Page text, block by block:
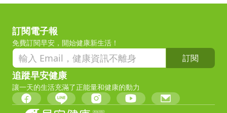
訂閱電子報
免費訂閱早安，開始健康新生活！
訂閱
追蹤早安健康
讓一天的生活充滿了正能量和健康的動力